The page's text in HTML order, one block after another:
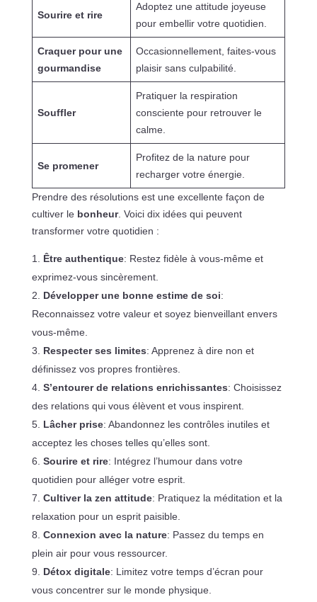
Sourire et rire
Adoptez une attitude joyeuse
pour embellir votre quotidien.
Craquer pour une
gourmandise
Occasionnellement, faites-vous
plaisir sans culpabilité.
Souffler
Pratiquer la respiration
consciente pour retrouver le
calme.
Se promener
Profitez de la nature pour
recharger votre énergie.
Prendre des résolutions est une excellente façon de
cultiver le bonheur. Voici dix idées qui peuvent
transformer votre quotidien :
Être authentique: Restez fidèle à vous-même et
exprimez-vous sincèrement.
Développer une bonne estime de soi:
Reconnaissez votre valeur et soyez bienveillant envers
vous-même.
Respecter ses limites: Apprenez à dire non et
définissez vos propres frontières.
S’entourer de relations enrichissantes: Choisissez
des relations qui vous élèvent et vous inspirent.
Lâcher prise: Abandonnez les contrôles inutiles et
acceptez les choses telles qu’elles sont.
Sourire et rire: Intégrez l’humour dans votre
quotidien pour alléger votre esprit.
Cultiver la zen attitude: Pratiquez la méditation et la
relaxation pour un esprit paisible.
Connexion avec la nature: Passez du temps en
plein air pour vous ressourcer.
Détox digitale: Limitez votre temps d’écran pour
vous concentrer sur le monde physique.